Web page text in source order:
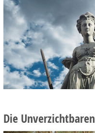
Die Unverzichtbaren